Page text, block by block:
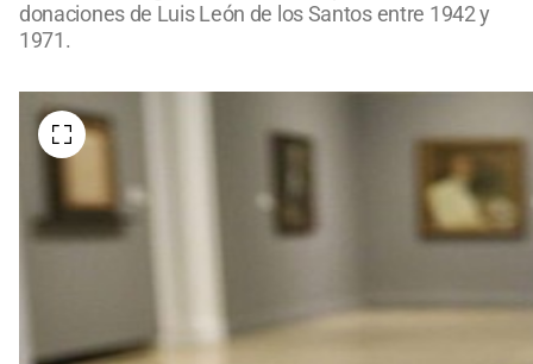
donaciones de Luis León de los Santos entre 1942 y
1971.